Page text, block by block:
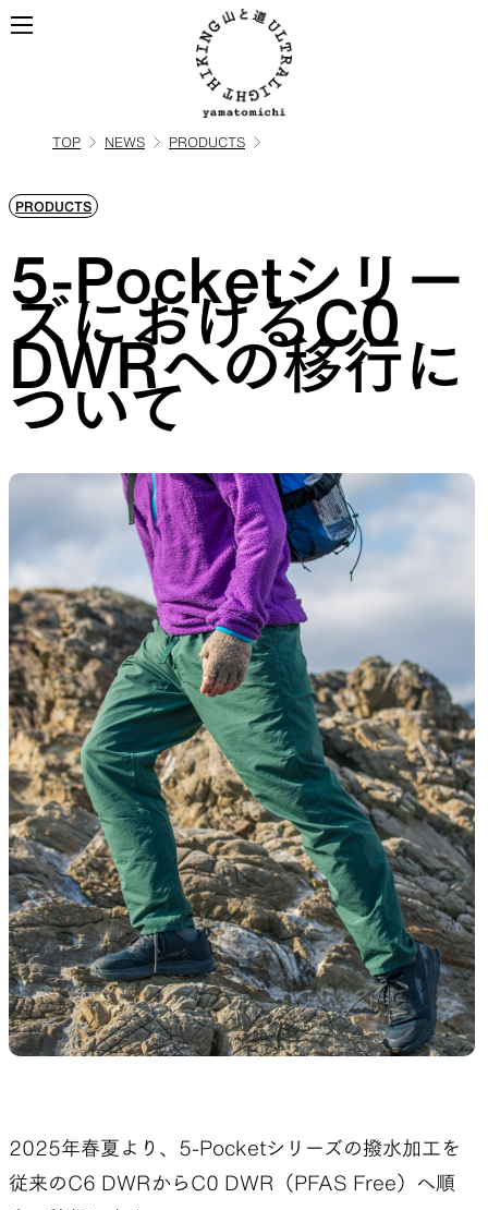
全ての製品を見る
ULハイキングのためのバック
パック
山道具として考えられたクロー
機能的な5ポケットを持つパン
ツ＆ショーツ
JACKETS
風や雨、寒さを防ぐシェル
HATS
ハイキングのためのヘッドウ
ア
ALL WEATHER
どんな状況にも対応する全天候
型行動着
ACTIVE INSULATION
動いても蒸れにくい保温行動
最軽量のスリーピングパッド
補修用パッチとバックパック
パーツ
TOP NEWS PRODUCTS
PRODUCTS
5-Pocketシリー
ズにおけるC0
DWRへの移行に
ついて
2025年春夏より、5-Pocketシリーズの撥水加工を
従来のC6 DWRからC0 DWR（PFAS Free）へ順